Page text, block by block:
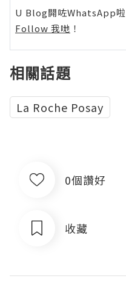
U Blog開咗WhatsApp啦
Follow 我哋 ！
相關話題
La Roche Posay
0個讚好
收藏